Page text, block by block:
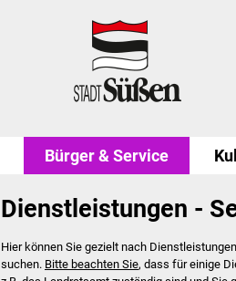
Bürger & Service
Dienstleistungen -
Hier können Sie gezielt nach
suchen. Bitte beachten Sie, dass für einige